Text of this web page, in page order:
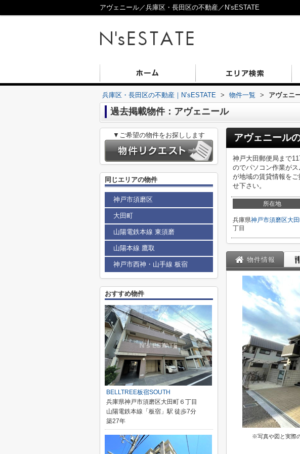
アヴェニール／兵庫区・長田区の不動産／N’sESTATE
兵庫区・長田区の不動産｜N’sESTATE > 物件一覧 > アヴェニ
過去掲載物件：アヴェニール
アヴェニール
神戸大田郵便局まで
のでパソコン作業が
が地域の賃貸情報を
せ下さい。
所在地
兵庫県神戸市須磨区大
丁目
物件情報
※写真や図と実際
▼ご希望の物件をお探しします
同じエリアの物件
神戸市須磨区
大田町
山陽電鉄本線 東須磨
山陽本線 鷹取
神戸市西神・山手線 板宿
おすすめ物件
BELLTREE板宿SOUTH
兵庫県神戸市須磨区大田町６丁目
山陽電鉄本線「板宿」駅 徒歩7分
築27年